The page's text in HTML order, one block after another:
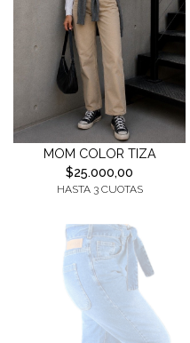
MOM COLOR TIZA
$25.000,00
HASTA 3 CUOTAS